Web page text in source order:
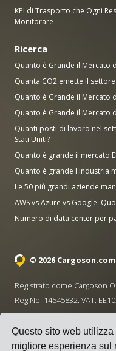
Questo sito web
migliore esperienza sul
KPI di Trasporto che Ogni
Monitorare
Ricerca
Quanto è Grande il Mercato
Quanta CO2 emette il
Quanto è Grande il Mercato
Quanto è Grande il Mercato
Quanti posti di lavoro nel
Stati Uniti?
Quanto è grande il mercato
Quanto è grande l'industria
Le 50 più grandi aziende
AWS vs Azure vs Google:
Numero di data center per
© 2026 Cargoson.com
Registrato come Cargoson
Reg No: 14545832. VAT:
+372 5555 0028
·